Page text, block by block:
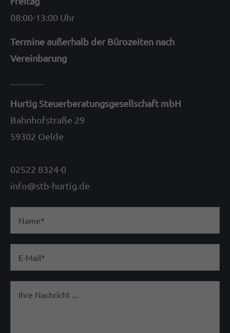
Termine außerhalb der Bürozeiten nach
Vereinbarung
Hurtig Steuerberatungsgesellschaft mbH
59302 Oelde
02522 8324-0
adipiscing elit.
magnis dis parturient montes, nascetur
ridiculus mus. Donec quam felis, ultricies
nec.
08:00-13:00 Uhr
Termine außerhalb der Bürozeiten nach
Vereinbarung
Hurtig Steuerberatungsgesellschaft mbH
Bahnhofstraße 29
59302 Oelde
02522 8324-0
info@stb-hurtig.de